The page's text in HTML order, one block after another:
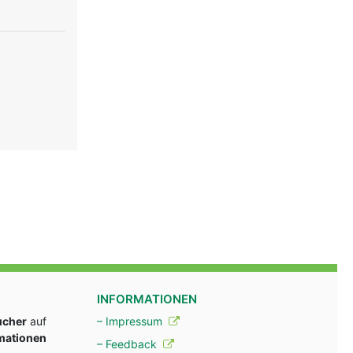
auf
INFORMATIONEN
– Impressum
– Feedback